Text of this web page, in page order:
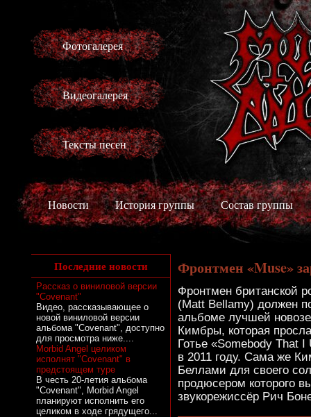
Фотогалерея
Видеогалерея
Тексты песен
Новости История группы Состав группы
Последние новости
Рассказ о виниловой версии
"Covenant"
Видео, рассказывающее о
новой виниловой версии
альбома "Covenant", доступно
для просмотра ниже....
Morbid Angel целиком
исполнят "Covenant" в
предстоящем туре
В честь 20-летия альбома
"Covenant", Morbid Angel
планируют исполнить его
целиком в ходе грядущего...
Фронтмен «Muse»
Фронтмен британской
(Matt Bellamy) должен
альбоме лучшей
Кимбры, которая
Готье «Somebody That
в 2011 году. Сама же
Беллами для своего
продюсером которого
звукорежиссёр Рич